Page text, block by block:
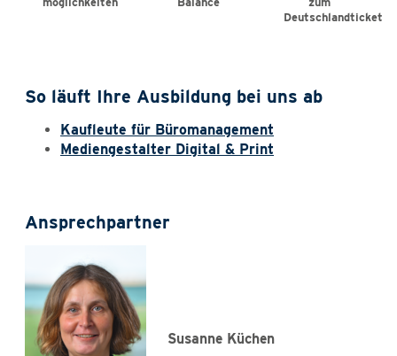
Deutschlandticket
So läuft Ihre Ausbildung bei uns ab
Kaufleute für Büromanagement
Mediengestalter Digital & Print
Ansprechpartner
Susanne Küchen